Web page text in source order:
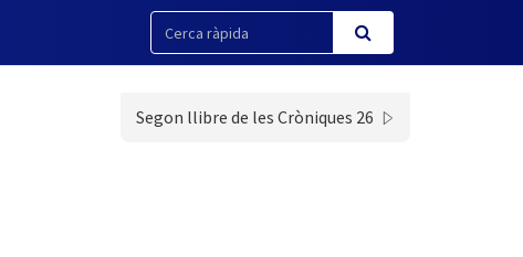
Segon llibre de les Cròniques 26